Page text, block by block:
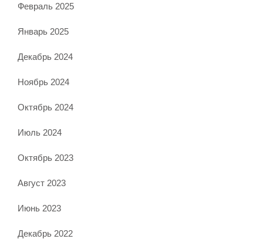
Февраль 2025
Январь 2025
Декабрь 2024
Ноябрь 2024
Октябрь 2024
Июль 2024
Октябрь 2023
Август 2023
Июнь 2023
Декабрь 2022